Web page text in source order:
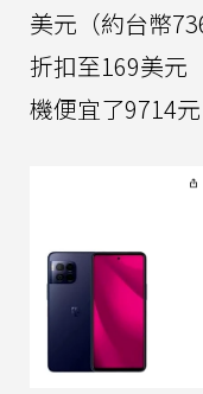
美元（約台幣
折扣至169美元
機便宜了9714元